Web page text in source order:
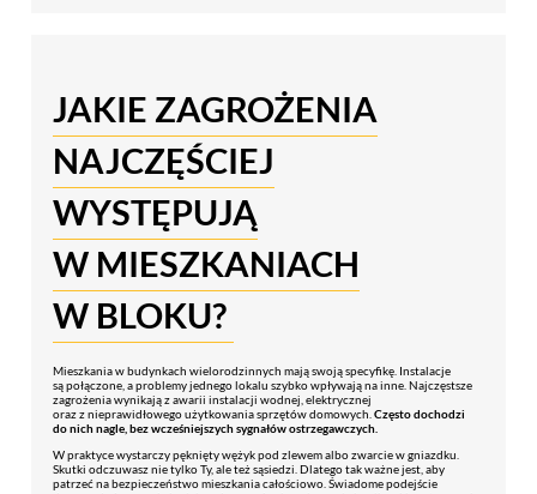
JAKIE ZAGROŻENIA
NAJCZĘŚCIEJ
WYSTĘPUJĄ
W MIESZKANIACH
W BLOKU?
Mieszkania w budynkach wielorodzinnych mają swoją specyfikę. Instalacje
są połączone, a problemy jednego lokalu szybko wpływają na inne. Najczęstsze
zagrożenia wynikają z awarii instalacji wodnej, elektrycznej
oraz z nieprawidłowego użytkowania sprzętów domowych. Często dochodzi
do nich nagle, bez wcześniejszych sygnałów ostrzegawczych.
W praktyce wystarczy pęknięty wężyk pod zlewem albo zwarcie w gniazdku.
Skutki odczuwasz nie tylko Ty, ale też sąsiedzi. Dlatego tak ważne jest, aby
patrzeć na bezpieczeństwo mieszkania całościowo. Świadome podejście